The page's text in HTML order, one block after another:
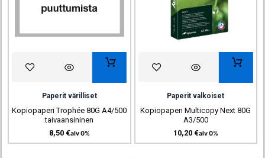
Paperit värilliset
Kopiopaperi Trophée 80G A4/500
taivaansininen
8,50 €alv 0%
Paperit valkoiset
Kopiopaperi Multicopy Next 80G
A3/500
10,20 €alv 0%